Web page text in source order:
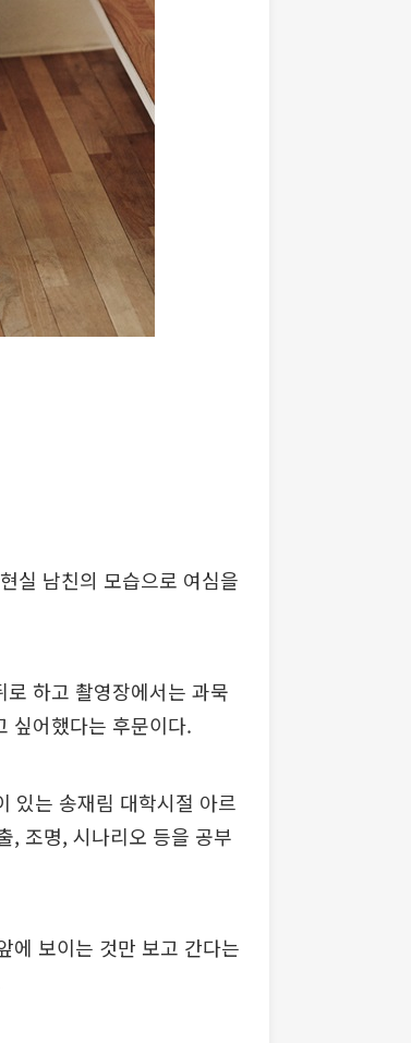
실 남친의 모습으로 여심을
로 하고 촬영장에서는 과묵
싶어했다는 후문이다.
있는 송재림 대학시절 아르
, 조명, 시나리오 등을 공부
에 보이는 것만 보고 간다는